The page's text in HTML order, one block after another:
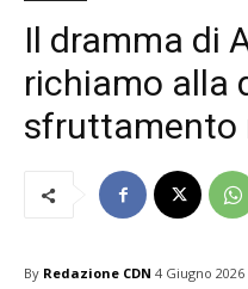
Il dramma di
richiamo alla
sfruttamento
By Redazione CDN 4 Giugno 2026